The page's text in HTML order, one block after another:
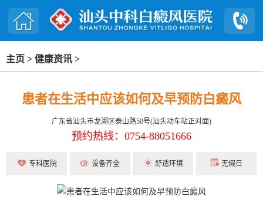
主页 > 健康资讯 >
患者在生活中应该如何及早预防白癜风
广东省汕头市龙湖区泰山路50号(汕头动车站正对面)
预约热线：0754-88051666
专科医院 设备齐全 舒适环境 无假日